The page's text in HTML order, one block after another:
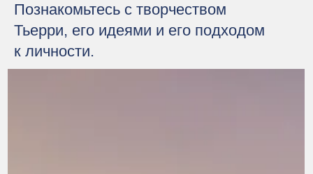
Познакомьтесь с творчеством
Тьерри, его идеями и его подходом
к личности.